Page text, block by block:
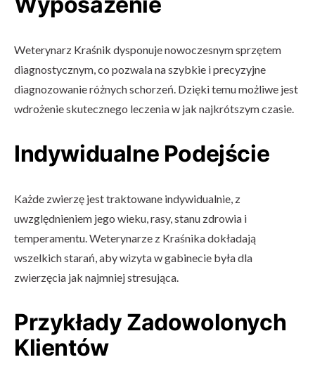
Weterynarz Kraśnik dysponuje nowoczesnym sprzętem
diagnostycznym, co pozwala na szybkie i precyzyjne
diagnozowanie różnych schorzeń. Dzięki temu możliwe jest
wdrożenie skutecznego leczenia w jak najkrótszym czasie.
Indywidualne Podejście
Każde zwierzę jest traktowane indywidualnie, z
uwzględnieniem jego wieku, rasy, stanu zdrowia i
temperamentu. Weterynarze z Kraśnika dokładają
wszelkich starań, aby wizyta w gabinecie była dla
zwierzęcia jak najmniej stresująca.
Przykłady Zadowolonych
Klientów